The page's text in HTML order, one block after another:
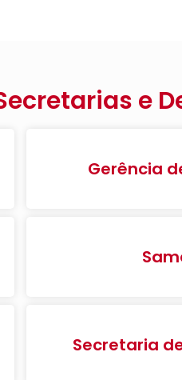
e
Gerência
Secretaria